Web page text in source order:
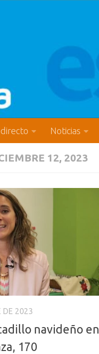
directo Noticias
12, 2023
DE 2023
navideño en
170